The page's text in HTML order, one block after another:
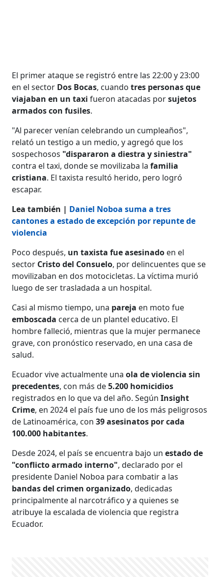
El primer ataque se registró entre las 22:00 y 23:00
en el sector Dos Bocas, cuandotres personas que
viajaban en un taxi fueron atacadas porsujetos
armados con fusiles.
"Al parecer venían celebrando un cumpleaños",
relató un testigo a un medio, y agregó que los
sospechosos "dispararon a diestra y siniestra"
contra el taxi, donde se movilizaba lafamilia
cristiana. El taxista resultó herido, pero logró
escapar.
Lea también | Daniel Noboa suma a tres
cantones a estado de excepción por repunte de
violencia
Poco después, un taxista fue asesinado en el
sector Cristo del Consuelo, por delincuentes que se
movilizaban en dos motocicletas. La víctima murió
luego de ser trasladada a un hospital.
Casi al mismo tiempo, una pareja en moto fue
emboscada cerca de un plantel educativo. El
hombre falleció, mientras que la mujer permanece
grave, con pronóstico reservado, en una casa de
salud.
Ecuador vive actualmente unaola de violencia sin
precedentes, con más de5.200 homicidios
registrados en lo que va del año. SegúnInsight
Crime, en 2024 el país fue uno de los más peligrosos
de Latinoamérica, con39 asesinatos por cada
100.000 habitantes.
Desde 2024, el país se encuentra bajo unestado de
"conflicto armado interno", declarado por el
presidente Daniel Noboa para combatir a las
bandas del crimen organizado, dedicadas
principalmente al narcotráfico y a quienes se
atribuye la escalada de violencia que registra
Ecuador.